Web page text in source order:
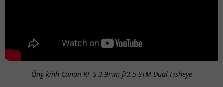
Ống kính Canon RF-S 3.9mm f/3.5 STM Dual Fisheye